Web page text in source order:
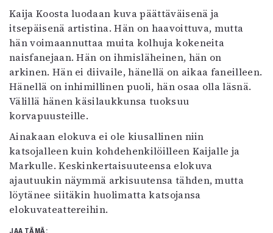
Kaija Koosta luodaan kuva päättäväisenä ja
itsepäisenä artistina. Hän on haavoittuva, mutta
hän voimaannuttaa muita kolhuja kokeneita
naisfanejaan. Hän on ihmisläheinen, hän on
arkinen. Hän ei diivaile, hänellä on aikaa faneilleen.
Hänellä on inhimillinen puoli, hän osaa olla läsnä.
Välillä hänen käsilaukkunsa tuoksuu
korvapuusteille.
Ainakaan elokuva ei ole kiusallinen niin
katsojalleen kuin kohdehenkilöilleen Kaijalle ja
Markulle. Keskinkertaisuuteensa elokuva
ajautuukin näymmä arkisuutensa tähden, mutta
löytänee siitäkin huolimatta katsojansa
elokuvateattereihin.
JAA TÄMÄ: